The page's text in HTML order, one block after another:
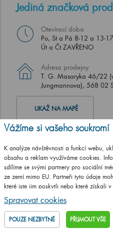
Jediná značková
Otevírací doba
Po, St a Pá 8-12 a 13-
Út a Čt ZAVŘENO
Adresa prodejny
T. G. Masaryka 46/22
Jungmannova), 568 02
UKAŽ NA MAPĚ
Vážíme si vašeho soukromí
K analýze návštěvnosti a funkcí webu,
obsahu a reklam využíváme cookies.
sdílíme se svými partnery pro sociální
ze zemí mimo EU. Partneři tyto údaje
které jste jim poskytli nebo které získali
služby.
Podrobné informace
Spravovat cookies
POUZE NEZBYTNÉ PŘIJMOUT VŠE